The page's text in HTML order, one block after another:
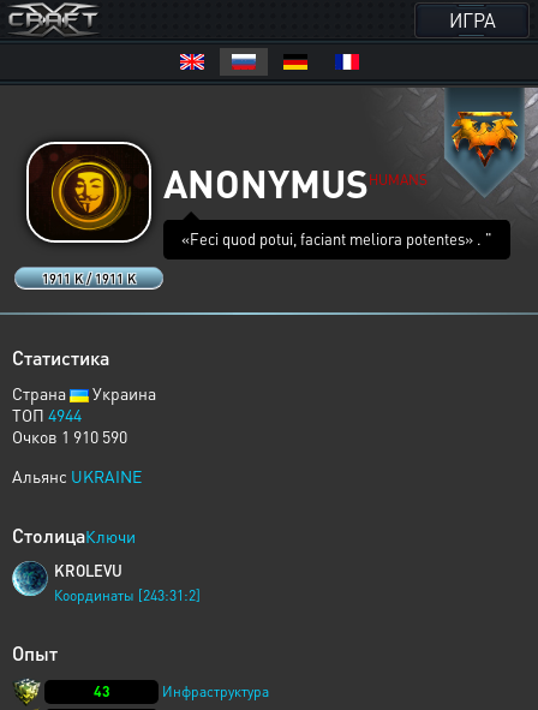
ИГРА
1911 K / 1911 K
ANONYMUSHUMANS
«Feci quod potui, faciant meliora potentes» . "
Статистика
Страна
Украина
ТОП 4944
Очков 1 910 590
Альянс UKRAINE
СтолицаКлючи
KROLEVU
Координаты [243:31:2]
Опыт
43
Инфраструктура